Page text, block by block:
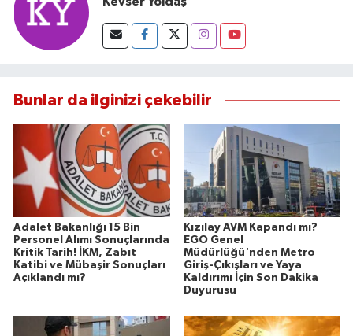
Bunlar da ilginizi çekebilir
Adalet Bakanlığı 15 Bin
Personel Alımı Sonuçlarında
Kritik Tarih! İKM, Zabıt
Katibi ve Mübaşir Sonuçları
Açıklandı mı?
Kızılay AVM Kapandı mı?
EGO Genel
Müdürlüğü'nden Metro
Giriş-Çıkışları ve Yaya
Kaldırımı İçin Son Dakika
Duyurusu